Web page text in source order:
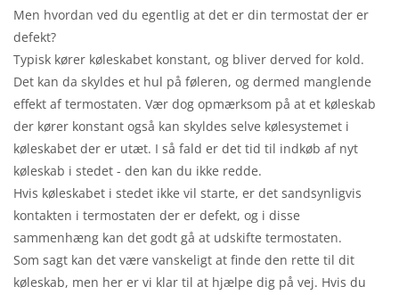
Men hvordan ved du egentlig at det er din termostat der er
defekt?
Typisk kører køleskabet konstant, og bliver derved for kold.
Det kan da skyldes et hul på føleren, og dermed manglende
effekt af termostaten. Vær dog opmærksom på at et køleskab
der kører konstant også kan skyldes selve kølesystemet i
køleskabet der er utæt. I så fald er det tid til indkøb af nyt
køleskab i stedet - den kan du ikke redde.
Hvis køleskabet i stedet ikke vil starte, er det sandsynligvis
kontakten i termostaten der er defekt, og i disse
sammenhæng kan det godt gå at udskifte termostaten.
Som sagt kan det være vanskeligt at finde den rette til dit
køleskab, men her er vi klar til at hjælpe dig på vej. Hvis du